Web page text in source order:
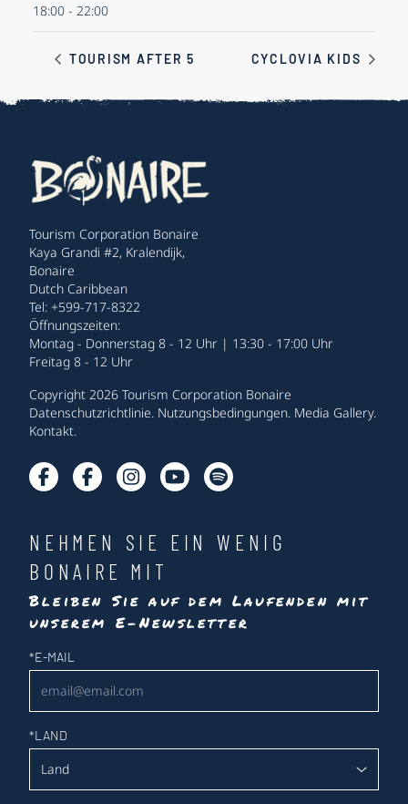
18:00 - 22:00
TOURISM AFTER 5 CYCLOVIA KIDS
Tourism Corporation Bonaire
Kaya Grandi #2, Kralendijk,
Bonaire
Dutch Caribbean
Tel: +599-717-8322
Öffnungszeiten:
Montag - Donnerstag 8 - 12 Uhr | 13:30 - 17:00 Uhr
Freitag 8 - 12 Uhr
Copyright 2026 Tourism Corporation Bonaire
Datenschutzrichtlinie. Nutzungsbedingungen. Media Gallery.
Kontakt.
NEHMEN SIE EIN WENIG
BONAIRE MIT
Bleiben Sie auf dem Laufenden mit
unserem E-Newsletter
Newsletter
*E-MAIL
*LAND